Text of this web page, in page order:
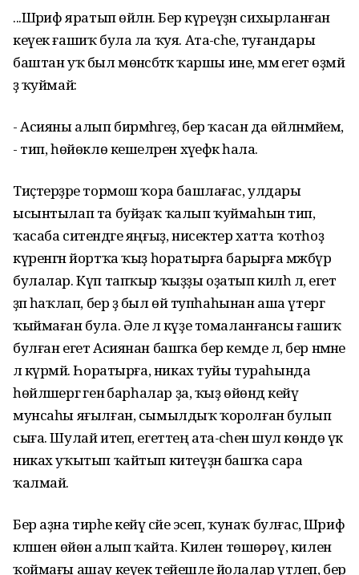
...Шәриф яратып өйләнә. Бер күреүҙән сихырланған
кеүек ғашиҡ була ла ҡуя. Ата-әсәһе, туғандары
баштан уҡ был мөнәсәбәткә ҡаршы ине, әммә егет өҙмәй
ҙә ҡуймай:
- Асияны алып бирмәһәгеҙ, бер ҡасан да өйләнмәйем,
- тип, һөйөклө кешеләрен хәүефкә һала.
Тиҫтерҙәре тормош ҡора башлағас, улдары
ысынтылап та буйҙаҡ ҡалып ҡуймаһын тип,
ҡасаба ситендәге яңғыҙ, нисектер хатта ҡотһоҙ
күренгән йортҡа ҡыҙ һоратырға барырға мәжбүр
булалар. Күп тапҡыр ҡыҙҙы оҙатып килһә лә, егет
әҙәп һаҡлап, бер ҙә был өй тупһаһынан аша үтергә
ҡыймаған була. Әле лә күҙе томаланғансы ғашиҡ
булған егет Асиянан башҡа бер кемде лә, бер нәмәне
лә күрмәй. Һоратырға, никах туйы тураһында
һөйләшергә генә барһалар ҙа, ҡыҙ өйөндә кейәү
мунсаһы яғылған, сымылдыҡ ҡоролған булып
сыға. Шулай итеп, егеттең ата-әсәһенә шул көндө үк
никах уҡытып ҡайтып китеүҙән башҡа сара
ҡалмай.
Бер аҙна тирәһе кейәү сәйе эсеп, ҡунаҡ булғас, Шәриф
кәләшен өйөнә алып ҡайта. Килен төшөрөү, килен
ҡоймағы ашау кеүек тейешле йолалар үтәлеп, бер